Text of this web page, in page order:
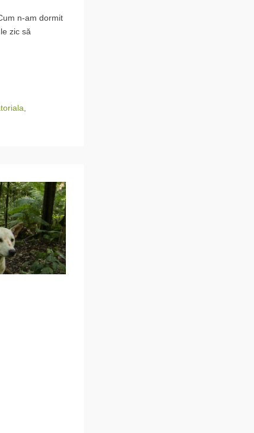
n-am dormit
zic să
,